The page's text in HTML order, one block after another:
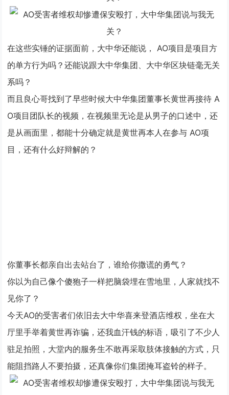
在这些实锤的证据面前，大中华还能说，AO项目 是项目方
的单方行为吗？还能说跟大中华集团、大中华区块链毫无关
系吗？
而且良心哥找到了早些时候大中华集团董事长黄世再接待A
O项目 团队长的视频，在视频里无论是从男子的口述中，还
是从画面里，都能十分确定就是黄世再本人在参与AO项
目 ，还有什么好辩解的？
你董事长都亲自出去站台了，谁给你撒谎的勇气？
你以为自己像个傻狍子一样把脑袋埋在雪地里，人家就找不
见你了？
今天AO的受害者们依旧去大中华喜来登酒店维权，坐在大
厅里手举着黄世再诈骗，还我血汗钱的标语，吸引了不少人
驻足拍照，大堂内的服务生不敢再采取肢体接触的方式，只
能阻挡路人不要拍摄，还真像你们集团掩耳盗铃的样子。